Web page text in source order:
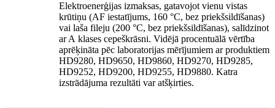
Elektroenerģijas izmaksas, gatavojot vienu vistas
krūtiņu (AF iestatījums, 160 °C, bez priekšsildīšanas)
vai laša fileju (200 °C, bez priekšsildīšanas), salīdzinot
ar A klases cepeškrāsni. Vidējā procentuālā vērtība
aprēķināta pēc laboratorijas mērījumiem ar produktiem
HD9280, HD9650, HD9860, HD9270, HD9285,
HD9252, HD9200, HD9255, HD9880. Katra
izstrādājuma rezultāti var atšķirties.